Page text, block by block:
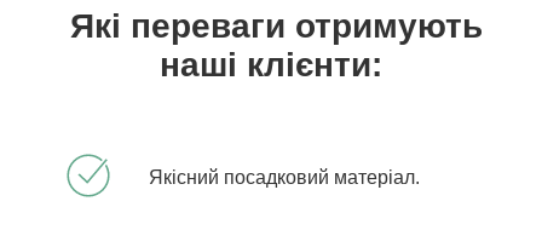
Які переваги отримують
наші клієнти:
Якісний посадковий матеріал.